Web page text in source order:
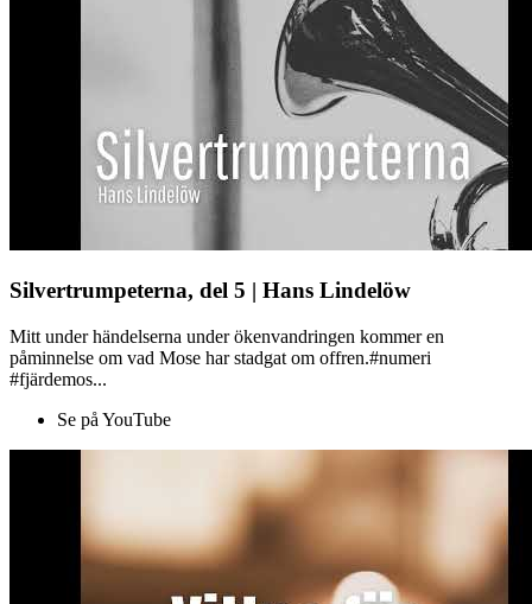
Silvertrumpeterna, del 5 | Hans Lindelöw
Mitt under händelserna under ökenvandringen kommer en
påminnelse om vad Mose har stadgat om offren.#numeri
#fjärdemos...
Se på YouTube